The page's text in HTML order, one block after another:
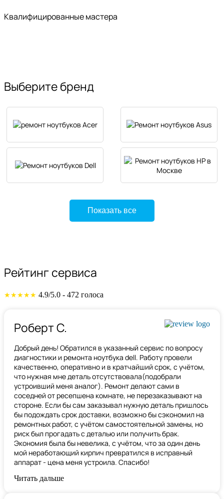
Квалифицированные мастера
Выберите бренд
Показать все
Рейтинг сервиса
★★★★★ 4.9/5.0 - 472 голоса
Роберт С.
Добрый день! Обратился в указанный сервис по вопросу
диагностики и ремонта ноутбука dell. Работу провели
качественно, оперативно и в кратчайший срок, с учётом,
что нужная мне деталь отсутствовала(подобрали
устроивший меня аналог). Ремонт делают сами в
соседней от ресепшена комнате, не перезаказывают на
стороне. Если бы сам заказывал нужную деталь пришлось
бы подождать срок доставки, возможно бы сэкономил на
ремонтных работ, с учётом самостоятельной замены, но
риск был прогадать с деталью или получить брак.
Экономия была бы невелика, с учётом, что за один день
мой неработающий кирпич превратился в исправный
аппарат - цена меня устроила. Спасибо!
Читать дальше